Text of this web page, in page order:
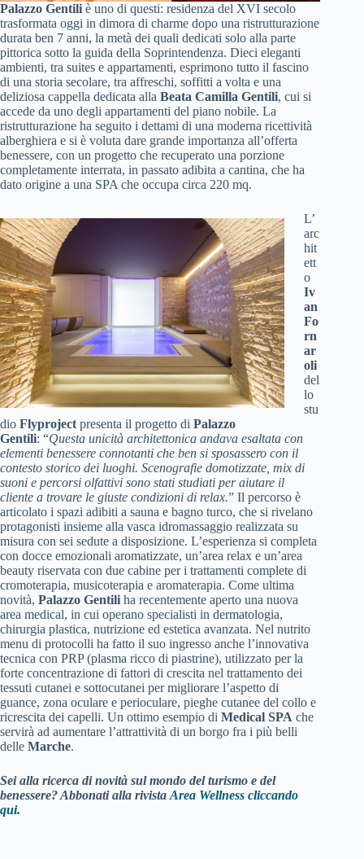
Palazzo Gentili è uno di questi: residenza del XVI secolo
trasformata oggi in dimora di charme dopo una ristrutturazione
durata ben 7 anni, la metà dei quali dedicati solo alla parte
pittorica sotto la guida della Soprintendenza. Dieci eleganti
ambienti, tra suites e appartamenti, esprimono tutto il fascino
di una storia secolare, tra affreschi, soffitti a volta e una
deliziosa cappella dedicata alla Beata Camilla Gentili, cui si
accede da uno degli appartamenti del piano nobile. La
ristrutturazione ha seguito i dettami di una moderna ricettività
alberghiera e si è voluta dare grande importanza all’offerta
benessere, con un progetto che recuperato una porzione
completamente interrata, in passato adibita a cantina, che ha
dato origine a una SPA che occupa circa 220 mq.
L’
arc
hit
ett
o
Iv
an
Fo
rn
ar
oli
del
lo
stu
dio Flyproject presenta il progetto di Palazzo
Gentili: “Questa unicità architettonica andava esaltata con
elementi benessere connotanti che ben si sposassero con il
contesto storico dei luoghi. Scenografie domotizzate, mix di
suoni e percorsi olfattivi sono stati studiati per aiutare il
cliente a trovare le giuste condizioni di relax.” Il percorso è
articolato i spazi adibiti a sauna e bagno turco, che si rivelano
protagonisti insieme alla vasca idromassaggio realizzata su
misura con sei sedute a disposizione. L’esperienza si completa
con docce emozionali aromatizzate, un’area relax e un’area
beauty riservata con due cabine per i trattamenti complete di
cromoterapia, musicoterapia e aromaterapia. Come ultima
novità, Palazzo Gentili ha recentemente aperto una nuova
area medical, in cui operano specialisti in dermatologia,
chirurgia plastica, nutrizione ed estetica avanzata. Nel nutrito
menu di protocolli ha fatto il suo ingresso anche l’innovativa
tecnica con PRP (plasma ricco di piastrine), utilizzato per la
forte concentrazione di fattori di crescita nel trattamento dei
tessuti cutanei e sottocutanei per migliorare l’aspetto di
guance, zona oculare e perioculare, pieghe cutanee del collo e
ricrescita dei capelli. Un ottimo esempio di Medical SPA che
servirà ad aumentare l’attrattività di un borgo fra i più belli
delle Marche.
Sei alla ricerca di novità sul mondo del turismo e del
benessere? Abbonati alla rivista Area Wellness cliccando
qui.